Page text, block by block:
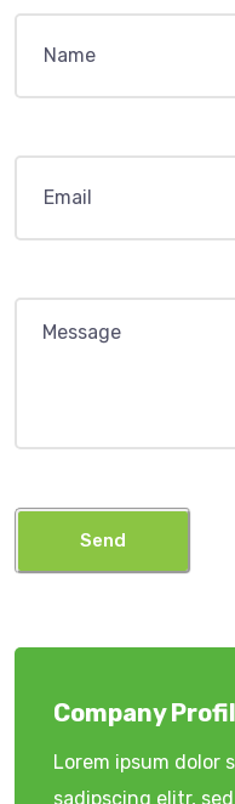
Send
Company
Lorem ipsum dolor
sadipscing elitr,